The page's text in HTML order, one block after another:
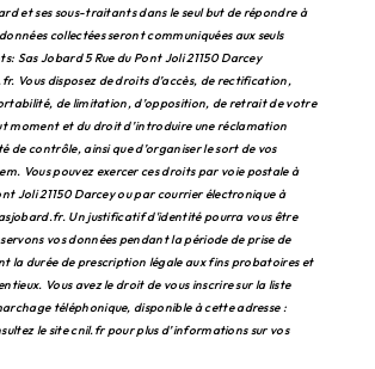
et ses sous-traitants dans le seul but de répondre à
collectées seront communiquées aux seuls
Sas Jobard 5 Rue du Pont Joli 21150 Darcey
Vous disposez de droits d’accès, de rectification,
de limitation, d’opposition, de retrait de votre
moment et du droit d’introduire une réclamation
de contrôle, ainsi que d’organiser le sort de vos
Vous pouvez exercer ces droits par voie postale à
Joli 21150 Darcey ou par courrier électronique à
Un justificatif d'identité pourra vous être
vos données pendant la période de prise de
la durée de prescription légale aux fins probatoires et
Vous avez le droit de vous inscrire sur la liste
téléphonique, disponible à cette adresse :
le site cnil.fr pour plus d’informations sur vos